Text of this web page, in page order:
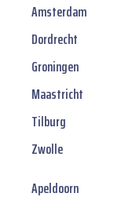
Amsterdam
Dordrecht
Groningen
Maastricht
Tilburg
Zwolle
Apeldoorn